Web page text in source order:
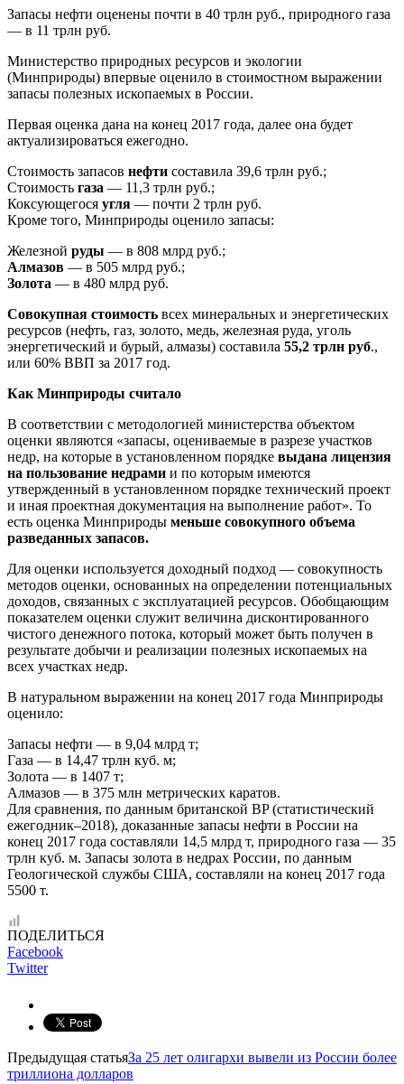
Запасы нефти оценены почти в 40 трлн руб., природного газа
— в 11 трлн руб.
Министерство природных ресурсов и экологии
(Минприроды) впервые оценило в стоимостном выражении
запасы полезных ископаемых в России.
Первая оценка дана на конец 2017 года, далее она будет
актуализироваться ежегодно.
Стоимость запасов нефти составила 39,6 трлн руб.;
Стоимость газа — 11,3 трлн руб.;
Коксующегося угля — почти 2 трлн руб.
Кроме того, Минприроды оценило запасы:
Железной руды — в 808 млрд руб.;
Алмазов — в 505 млрд руб.;
Золота — в 480 млрд руб.
Совокупная стоимость всех минеральных и энергетических
ресурсов (нефть, газ, золото, медь, железная руда, уголь
энергетический и бурый, алмазы) составила 55,2 трлн руб.,
или 60% ВВП за 2017 год.
Как Минприроды считало
В соответствии с методологией министерства объектом
оценки являются «запасы, оцениваемые в разрезе участков
недр, на которые в установленном порядке выдана лицензия
на пользование недрами и по которым имеются
утвержденный в установленном порядке технический проект
и иная проектная документация на выполнение работ». То
есть оценка Минприроды меньше совокупного объема
разведанных запасов.
Для оценки используется доходный подход — совокупность
методов оценки, основанных на определении потенциальных
доходов, связанных с эксплуатацией ресурсов. Обобщающим
показателем оценки служит величина дисконтированного
чистого денежного потока, который может быть получен в
результате добычи и реализации полезных ископаемых на
всех участках недр.
В натуральном выражении на конец 2017 года Минприроды
оценило:
Запасы нефти — в 9,04 млрд т;
Газа — в 14,47 трлн куб. м;
Золота — в 1407 т;
Алмазов — в 375 млн метрических каратов.
Для сравнения, по данным британской BP (статистический
ежегодник–2018), доказанные запасы нефти в России на
конец 2017 года составляли 14,5 млрд т, природного газа — 35
трлн куб. м. Запасы золота в недрах России, по данным
Геологической службы США, составляли на конец 2017 года
5500 т.
ПОДЕЛИТЬСЯ
Facebook
Twitter
Предыдущая статьяЗа 25 лет олигархи вывели из России более
триллиона долларов